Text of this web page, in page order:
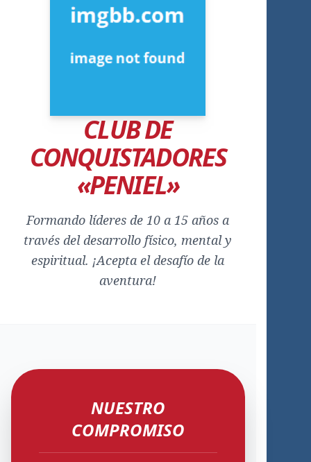
CLUB DE
CONQUISTADORES
«PENIEL»
Formando líderes de 10 a 15 años a
través del desarrollo físico, mental y
espiritual. ¡Acepta el desafío de la
aventura!
NUESTRO
COMPROMISO